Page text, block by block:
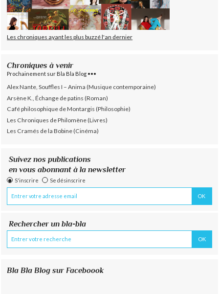
Les chroniques ayant les plus buzzé l'an dernier
Chroniques à venir
Prochainement sur Bla Bla Blog •••
Alex Nante, Souffles I – Anima (Musique contemporaine)
Arsène K., Échange de patins (Roman)
Café philosophique de Montargis (Philosophie)
Les Chroniques de Philomène (Livres)
Les Cramés de la Bobine (Cinéma)
Suivez nos publications
en vous abonnant à la newsletter
S'inscrire Se désinscrire
Rechercher un bla-bla
Bla Bla Blog sur Faceboook